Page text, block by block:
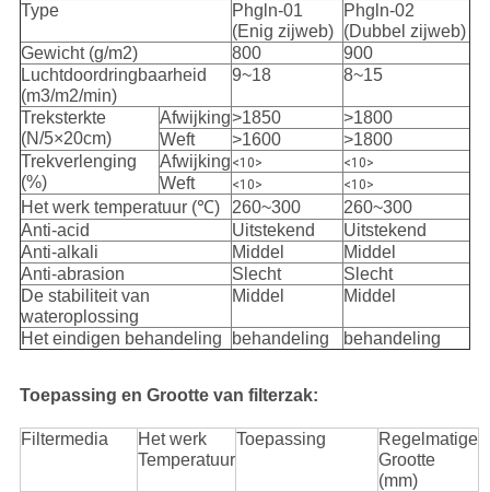
Type
Phgln-01
(Enig zijweb)
Phgln-02
(Dubbel zijweb)
Gewicht (g/m2)
800
900
Luchtdoordringbaarheid
(m3/m2/min)
9~18 8~15
Treksterkte
(N/5×20cm)
Afwijking>1850
>1800
Weft
>1600
>1800
Trekverlenging
(%)
Afwijking <10> <10>
Weft <10> <10>
Het werk temperatuur (℃) 260~300
260~300
Anti-acid
Uitstekend
Uitstekend
Anti-alkali
Middel
Middel
Anti-abrasion
Slecht
Slecht
De stabiliteit van
wateroplossing
Middel Middel
Het eindigen behandeling behandeling behandeling
Toepassing en Grootte van filterzak:
Filtermedia
Het werk
Temperatuur
Toepassing
Regelmatige
Grootte
(mm)